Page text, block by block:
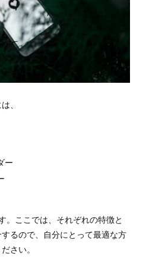
、
ー
。ここでは、それぞれの特徴と
るので、自分にとって最適な方
さい。